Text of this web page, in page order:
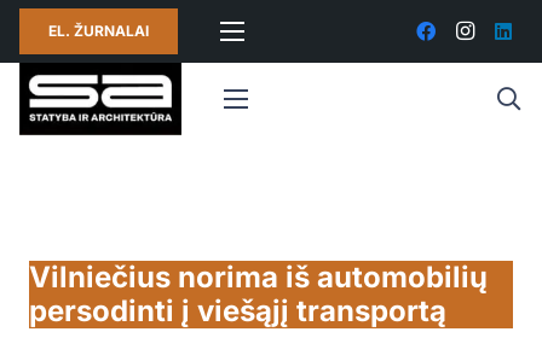
EL. ŽURNALAI
Vilniečius norima iš automobilių
persodinti į viešąjį transportą